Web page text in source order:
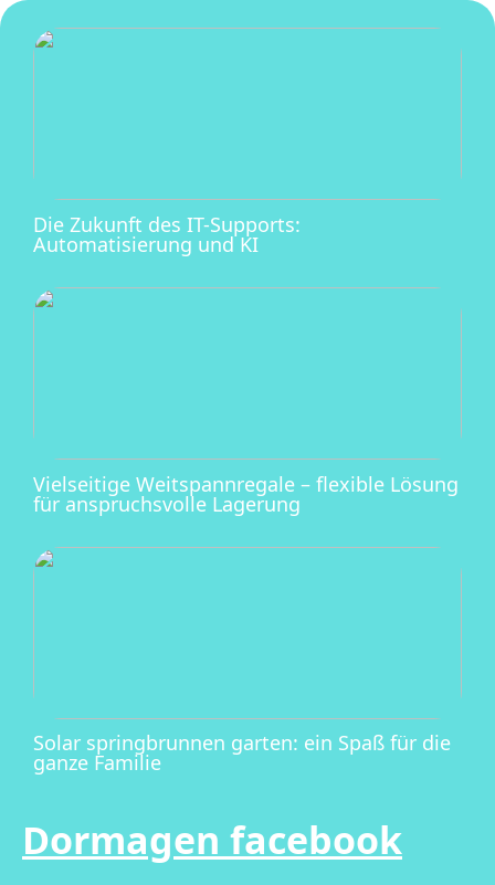
Die Zukunft des IT-Supports:
Automatisierung und KI
Vielseitige Weitspannregale – flexible Lösung
für anspruchsvolle Lagerung
Solar springbrunnen garten: ein Spaß für die
ganze Familie
Dormagen facebook